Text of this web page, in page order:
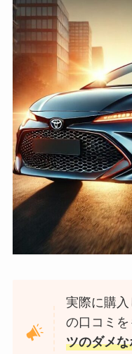
実際に購
の口コミ
ツのダメ